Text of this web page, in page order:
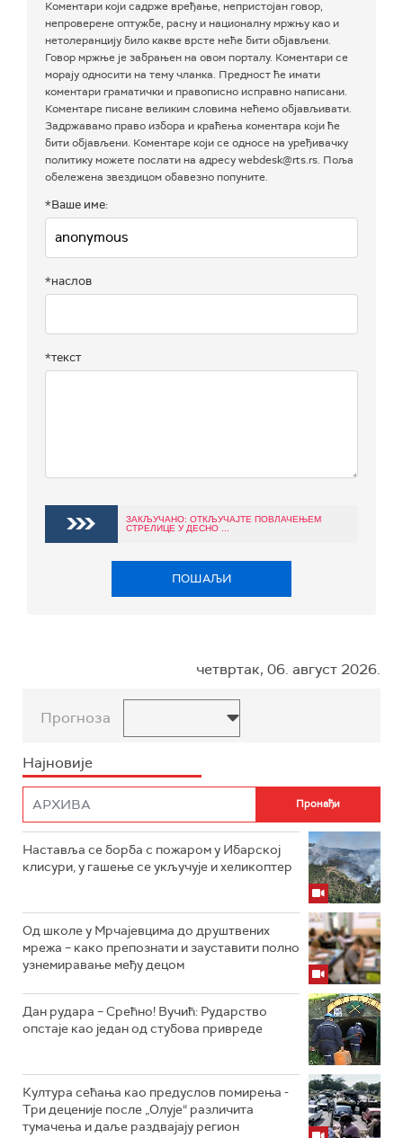
Коментари који садрже вређање, непристојан говор,
непроверене оптужбе, расну и националну мржњу као и
нетолеранцију било какве врсте неће бити објављени.
Говор мржње је забрањен на овом порталу. Коментари се
морају односити на тему чланка. Предност ће имати
коментари граматички и правописно исправно написани.
Коментаре писане великим словима нећемо објављивати.
Задржавамо право избора и краћења коментара који ће
бити објављени. Коментаре који се односе на уређивачку
политику можете послати на адресу webdesk@rts.rs. Поља
обележена звездицом обавезно попуните.
*Ваше име:
*наслов
*текст
ЗАКЉУЧАНО: ОТКЉУЧАЈТЕ ПОВЛАЧЕЊЕМ
СТРЕЛИЦЕ У ДЕСНО ...
ПОШАЉИ
четвртак, 06. август 2026.
Прогноза
Најновије
Наставља се борба с пожаром у Ибарској
клисури, у гашење се укључује и хеликоптер
Од школе у Мрчајевцима до друштвених
мрежа – како препознати и зауставити полно
узнемиравање међу децом
Дан рудара – Срећно! Вучић: Рударство
опстаје као један од стубова привреде
Култура сећања као предуслов помирења ­-
Три деценије после „Олује“ различита
тумачења и даље раздвајају регион